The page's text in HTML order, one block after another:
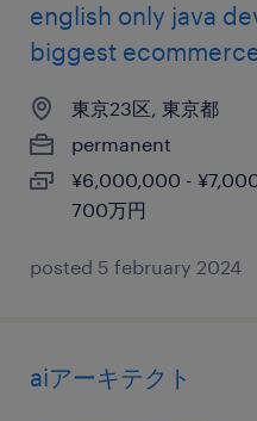
english only java
biggest
東京23区, 東京都
permanent
¥6,000,000 -
700万円
posted 5 february 2024
aiアーキテクト